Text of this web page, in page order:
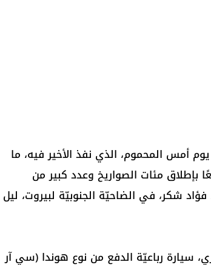
أمس المحموم، الذي نفذ الأخير فيه، ما
بإطلاق مئات الصواريخ وعدد كبير من
شكر، في الضاحيّة الجنوبيّة لبيروت، ليل
صباح اليوم، الإثنين 26 آب الجاري، سيارة رباعيّة الدفع من نوع هوندا (سي آر